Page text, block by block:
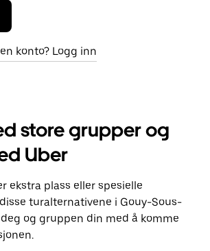
konto? Logg inn
store grupper og
Uber
ekstra plass eller spesielle
turalternativene i Gouy-Sous-
og gruppen din med å komme